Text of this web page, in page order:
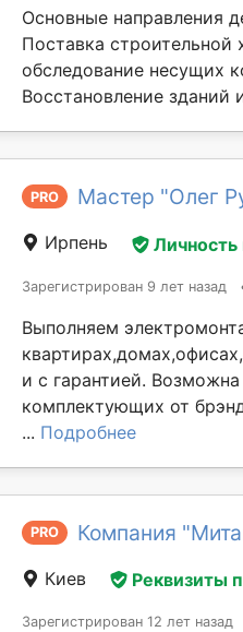
Основные направления
Поставка строительной
обследование несущих
Восстановление зданий
PRO Мастер "Олег
Ирпень
Зарегистрирован 9 лет назад
Выполняем
и с гарантией.
комплектующих от
... Подробнее
PRO Компания
Киев Реквизиты
Зарегистрирован 12 лет назад